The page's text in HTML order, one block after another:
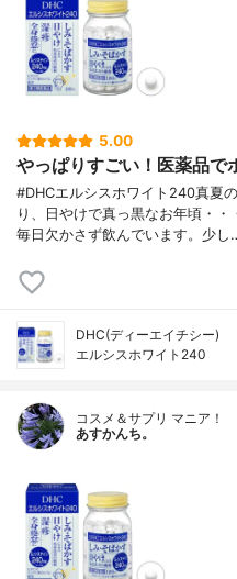
5.00
やっぱりすごい！医薬品で
#DHCエルシスホワイト240真夏
り、日やけで真っ黒なお年頃・
毎日欠かさず飲んでいます。少し
DHC(ディーエイチシー)
エルシスホワイト240
コスメ＆サプリ マニア！
あすかんち。